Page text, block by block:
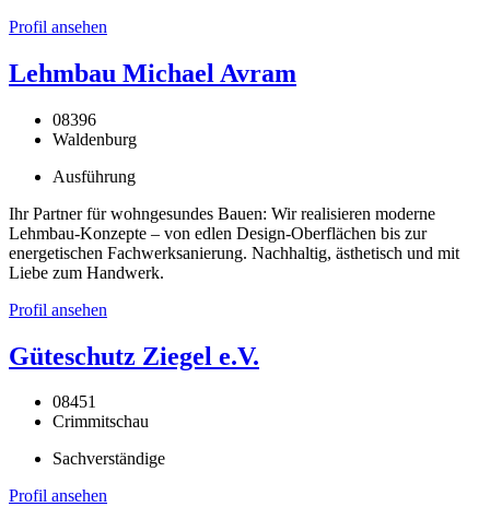
Profil ansehen
Lehmbau Michael Avram
08396
Waldenburg
Ausführung
Ihr Partner für wohngesundes Bauen: Wir realisieren moderne
Lehmbau-Konzepte – von edlen Design-Oberflächen bis zur
energetischen Fachwerksanierung. Nachhaltig, ästhetisch und mit
Liebe zum Handwerk.
Profil ansehen
Güteschutz Ziegel e.V.
08451
Crimmitschau
Sachverständige
Profil ansehen